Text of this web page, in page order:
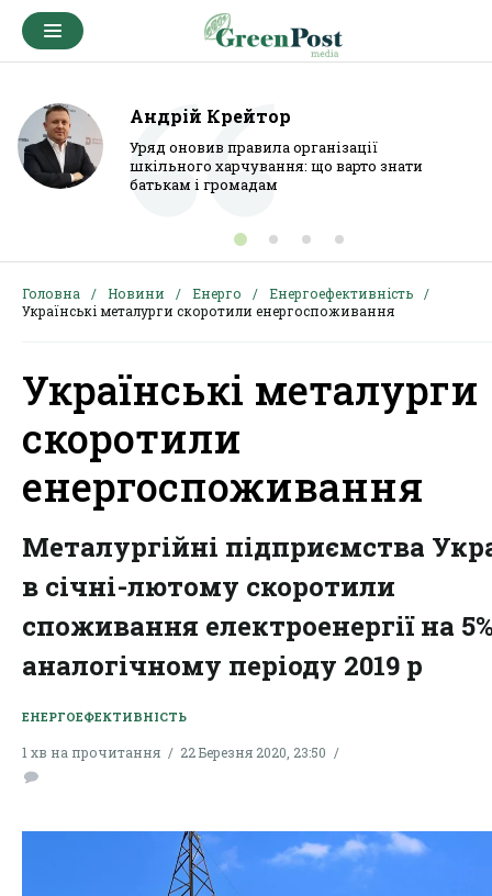
Андрій Крейтор
Уряд оновив правила організації
шкільного харчування: що варто знати
батькам і громадам
Головна Новини Енерго
Енергоефективність
Українські металурги скоротили енергоспоживання
Українські металурги
скоротили
енергоспоживання
Металургійні підприємства
в січні-лютому скоротили
споживання електроенергії на
аналогічному періоду 2019 р
ЕНЕРГОЕФЕКТИВНІСТЬ
1 хв на прочитання 22 Березня 2020, 23:50